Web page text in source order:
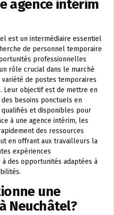
agence intérim
est un intermédiaire essentiel
de personnel temporaire
professionnelles
rôle crucial dans le marché
de postes temporaires
Leur objectif est de mettre en
besoins ponctuels en
qualifiés et disponibles pour
à une agence intérim, les
des ressources
en offrant aux travailleurs la
expériences
des opportunités adaptées à
une
Neuchâtel?